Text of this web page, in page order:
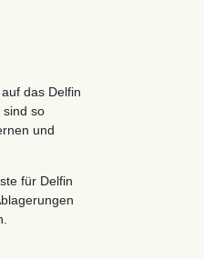
das Delfin
sind so
und
für Delfin